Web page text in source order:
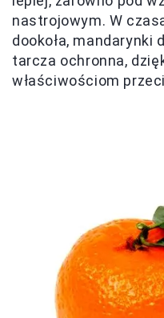
nastrojowym. W
dookoła, mandarynki
tarcza ochronna,
właściwościom